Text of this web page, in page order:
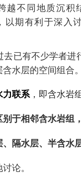
越不同地质沉
期有利于深入
已有不少学者
水层的空间组合
力联系 ，即含水岩
于相邻含水岩组，
隔水层、半含水
论。